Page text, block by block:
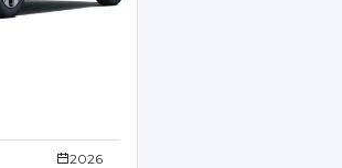
2026